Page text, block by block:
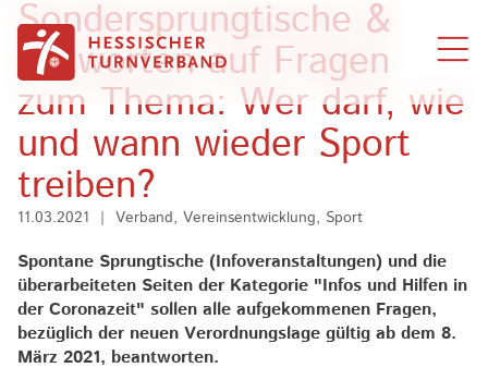
Zum Inhalt springen
Sondersprungtische &
Antworten auf Fragen
zum Thema: Wer darf, wie
und wann wieder Sport
treiben?
11.03.2021 | Verband, Vereinsentwicklung, Sport
Spontane Sprungtische (Infoveranstaltungen) und die
überarbeiteten Seiten der Kategorie "Infos und Hilfen in
der Coronazeit" sollen alle aufgekommenen Fragen,
bezüglich der neuen Verordnungslage gültig ab dem 8.
März 2021, beantworten.